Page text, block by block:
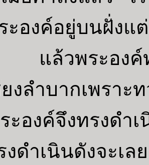
ะองค์อยู่บนฝั่งแ
ล้วพระองค์ทอ
ยงลำบากเพรา
ะองค์จึงทรงดำ
ดำเนินดังจะเล